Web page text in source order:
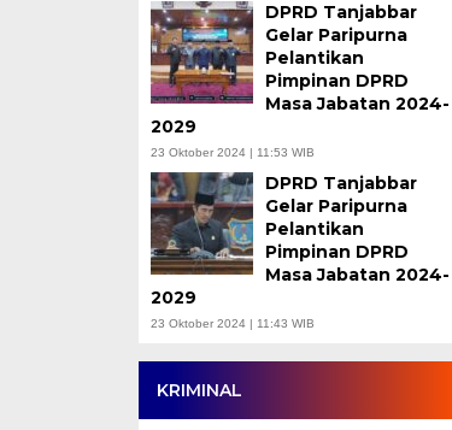
DPRD Tanjabbar
Gelar Paripurna
Pelantikan
Pimpinan DPRD
Masa Jabatan 2024-
2029
23 Oktober 2024 | 11:53 WIB
DPRD Tanjabbar
Gelar Paripurna
Pelantikan
Pimpinan DPRD
Masa Jabatan 2024-
2029
23 Oktober 2024 | 11:43 WIB
KRIMINAL